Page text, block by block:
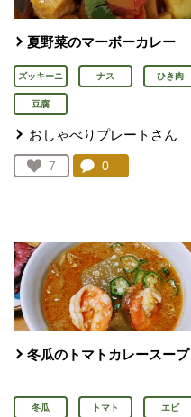
。
夏野菜のマーボーカレー
ズッキーニ ナス ひき肉
豆腐
おしゃべりプレートさん
お気に入り登録：
7
人が登録
コメント：
0件。コメント
冬瓜のトマトカレースープ
冬瓜 トマト エビ